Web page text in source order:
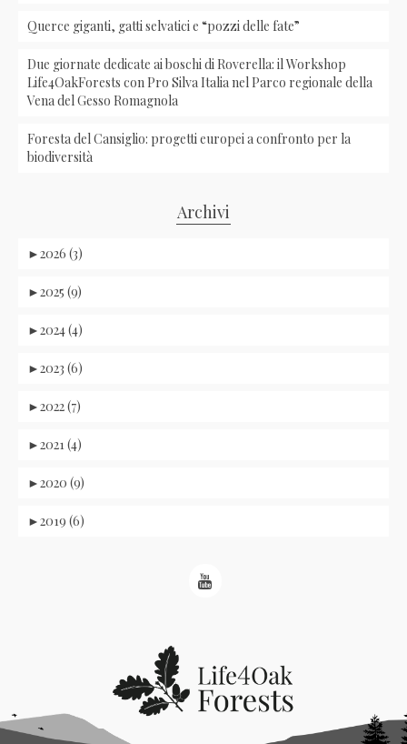
Querce giganti, gatti selvatici e “pozzi delle fate”
Due giornate dedicate ai boschi di Roverella: il Workshop
Life4OakForests con Pro Silva Italia nel Parco regionale della
Vena del Gesso Romagnola
Foresta del Cansiglio: progetti europei a confronto per la
biodiversità
Archivi
►2026 (3)
►2025 (9)
►2024 (4)
►2023 (6)
►2022 (7)
►2021 (4)
►2020 (9)
►2019 (6)